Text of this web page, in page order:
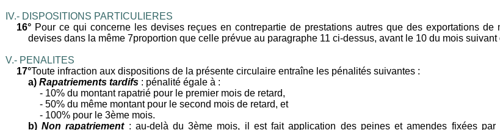
IV.- DISPOSITIONS PARTICULIERES
16° Pour ce qui concerne les devises reçues en contrepartie de prestations autres que des exportations
devises dans la même 7proportion que celle prévue au paragraphe 11 ci-dessus, avant le 10 du mois
V.- PENALITES
17°Toute infraction aux dispositions de la présente circulaire entraîne les pénalités suivantes :
a) Rapatriements tardifs : pénalité égale à :
- 10% du montant rapatrié pour le premier mois de retard,
- 50% du même montant pour le second mois de retard, et
- 100% pour le 3ème mois.
b) Non rapatriement : au-delà du 3ème mois, il est fait application des peines et amendes fixées